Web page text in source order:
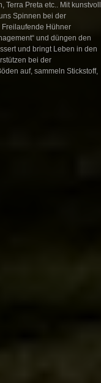
Preta etc.. Mit kunstvoll
Spinnen bei der
Hühner
und düngen den
und bringt Leben in den
bei der
auf, sammeln Stickstoff,